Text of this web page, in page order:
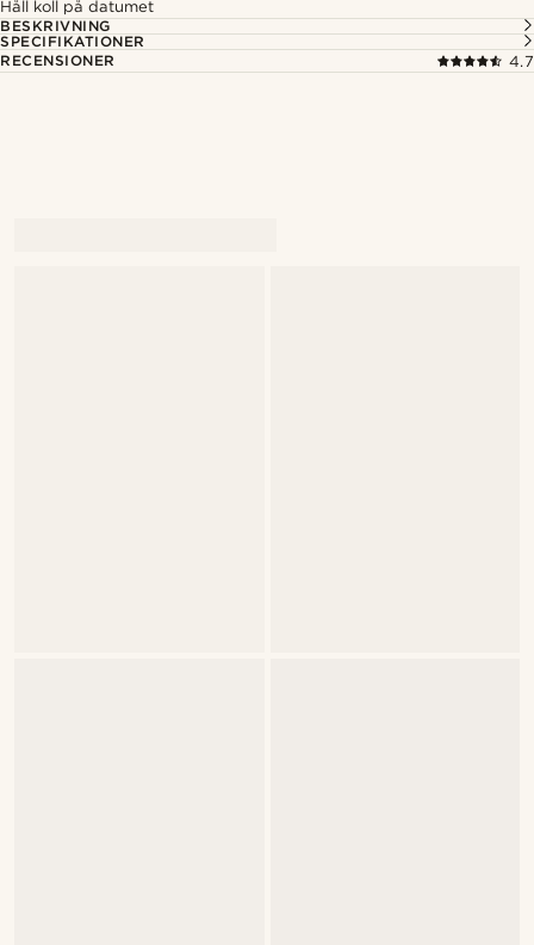
Håll koll på datumet
BESKRIVNING
SPECIFIKATIONER
RECENSIONER
4.7